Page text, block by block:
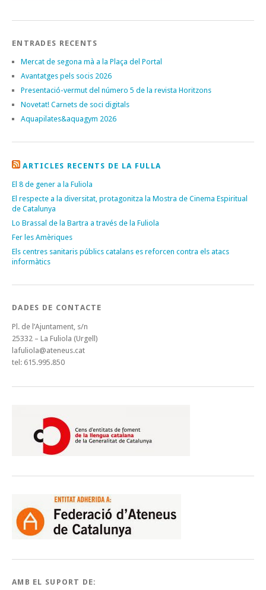
ENTRADES RECENTS
Mercat de segona mà a la Plaça del Portal
Avantatges pels socis 2026
Presentació-vermut del número 5 de la revista Horitzons
Novetat! Carnets de soci digitals
Aquapilates&aquagym 2026
ARTICLES RECENTS DE LA FULLA
El 8 de gener a la Fuliola
El respecte a la diversitat, protagonitza la Mostra de Cinema Espiritual
de Catalunya
Lo Brassal de la Bartra a través de la Fuliola
Fer les Amèriques
Els centres sanitaris públics catalans es reforcen contra els atacs
informàtics
DADES DE CONTACTE
Pl. de l’Ajuntament, s/n
25332 – La Fuliola (Urgell)
lafuliola@ateneus.cat
tel: 615.995.850
AMB EL SUPORT DE: